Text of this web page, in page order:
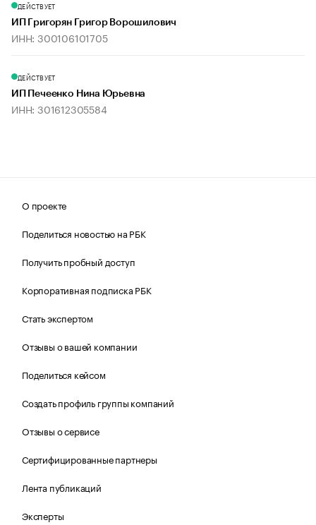
ДЕЙСТВУЕТ
ИП Григорян Григор Ворошилович
ИНН: 300106101705
ДЕЙСТВУЕТ
ИП Печеенко Нина Юрьевна
ИНН: 301612305584
О проекте
Поделиться новостью на РБК
Получить пробный доступ
Корпоративная подписка РБК
Стать экспертом
Отзывы о вашей компании
Поделиться кейсом
Создать профиль группы компаний
Отзывы о сервисе
Сертифицированные партнеры
Лента публикаций
Эксперты